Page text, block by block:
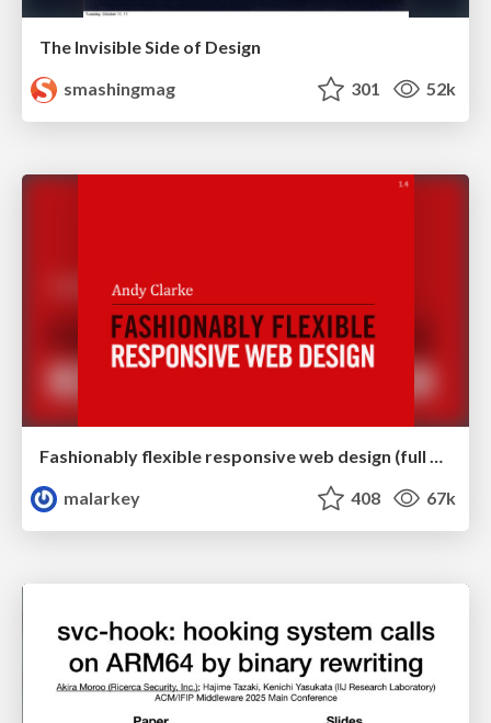
The Invisible Side of Design
smashingmag
301 52k
Fashionably flexible responsive web design (full day workshop)
malarkey
408 67k